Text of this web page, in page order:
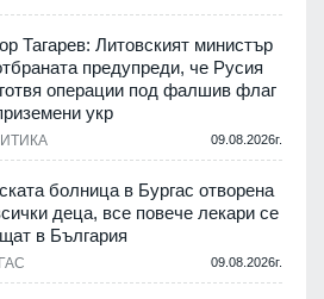
Тагарев: Литовският министър
предупреди, че Русия
операции под фалшив флаг
укр
09.08.2026г.
болница в Бургас отворена
деца, все повече лекари се
в България
09.08.2026г.